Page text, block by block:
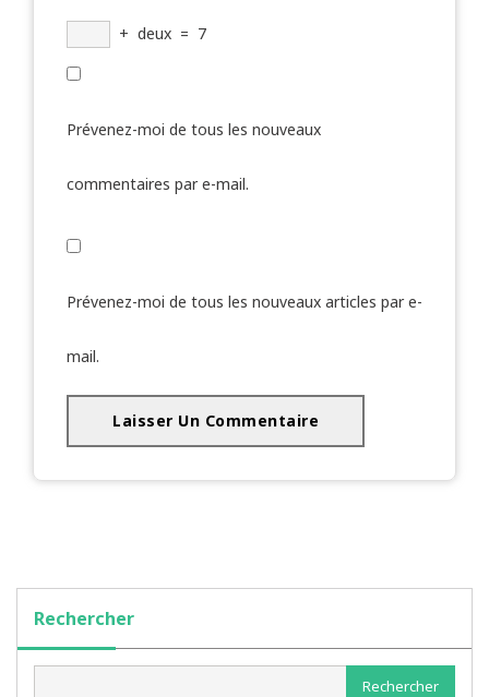
+ deux = 7
Prévenez-moi de tous les nouveaux
commentaires par e-mail.
Prévenez-moi de tous les nouveaux articles par e-
mail.
Rechercher
Rechercher